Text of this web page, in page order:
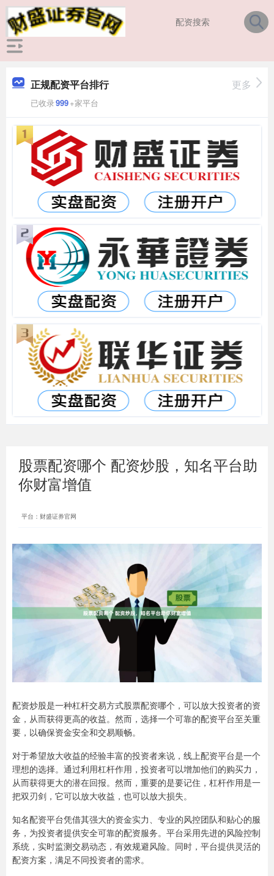
正规配资平台排行
已收录999+家平台
更多
股票配资哪个 配资炒股，知名平台助
你财富增值
平台：财盛证券官网
配资炒股是一种杠杆交易方式股票配资哪个，可以放大投资者的资
金，从而获得更高的收益。然而，选择一个可靠的配资平台至关重
要，以确保资金安全和交易顺畅。
对于希望放大收益的经验丰富的投资者来说，线上配资平台是一个
理想的选择。通过利用杠杆作用，投资者可以增加他们的购买力，
从而获得更大的潜在回报。然而，重要的是要记住，杠杆作用是一
把双刃剑，它可以放大收益，也可以放大损失。
知名配资平台凭借其强大的资金实力、专业的风控团队和贴心的服
务，为投资者提供安全可靠的配资服务。平台采用先进的风险控制
系统，实时监测交易动态，有效规避风险。同时，平台提供灵活的
配资方案，满足不同投资者的需求。